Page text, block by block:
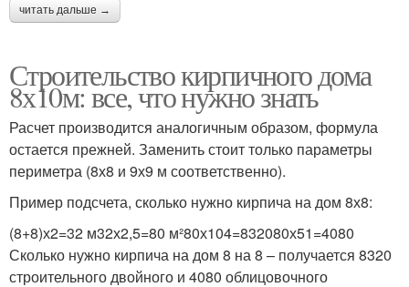
читать дальше →
Строительство кирпичного дома
8х10м: все, что нужно знать
Расчет производится аналогичным образом, формула
остается прежней. Заменить стоит только параметры
периметра (8х8 и 9х9 м соответственно).
Пример подсчета, сколько нужно кирпича на дом 8х8:
(8+8)х2=32 м32х2,5=80 м²80х104=832080х51=4080
Сколько нужно кирпича на дом 8 на 8 – получается 8320
строительного двойного и 4080 облицовочного